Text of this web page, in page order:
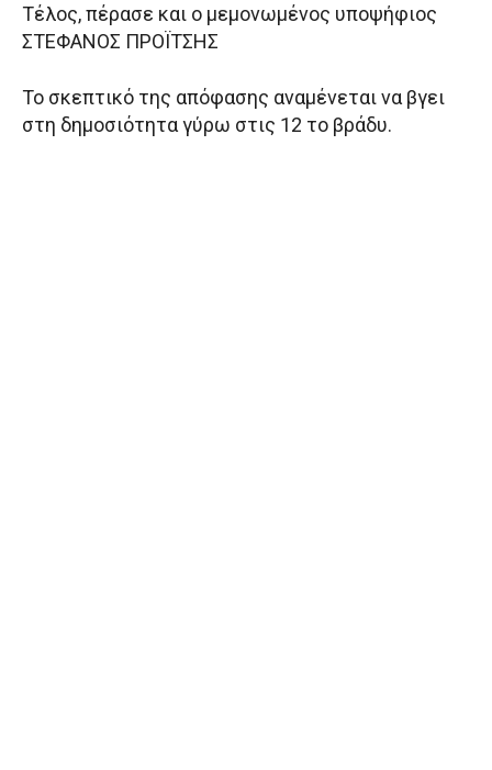
Τέλος, πέρασε και ο μεμονωμένος υποψήφιος
ΣΤΕΦΑΝΟΣ ΠΡΟΪΤΣΗΣ
Το σκεπτικό της απόφασης αναμένεται να βγει
στη δημοσιότητα γύρω στις 12 το βράδυ.